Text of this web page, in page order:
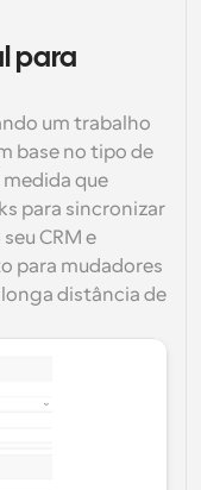
para
um trabalho
base no tipo de
que
para sincronizar
CRM e
para mudadores
distância de